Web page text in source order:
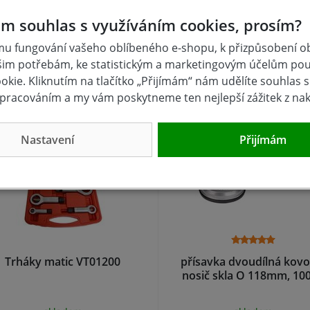
skladem
Kč Koupit
skladem
242 Kč
Trháky matic VT01200
přísavka dvoudílná
nosič skla O 118mm,
souhlas s využíváním cookies, prosím?
fungování vašeho oblíbeného e-shopu, k přizpůsobení
potřebám, ke statistickým a marketingovým účelům
Kliknutím na tlačítko „Přijímám“ nám udělíte souhlas
a my vám poskytneme ten nejlepší zážitek z
Nastavení Přijímám